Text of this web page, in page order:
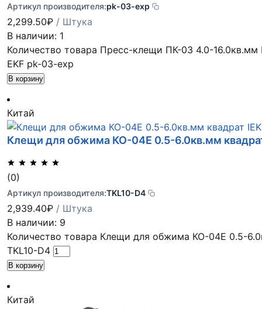
Артикул производителя:pk-03-exp
2,299.50₽ / Штука
В наличии: 1
Количество товара Пресс-клещи ПК-03 4.0-
EKF pk-03-exp
В корзину
Китай
Клещи для обжима КО-04Е 0.5-6.0кв.мм
(0)
Артикул производителя:TKL10-D4
2,939.40₽ / Штука
В наличии: 9
Количество товара Клещи для обжима КО-04Е 0.5-
TKL10-D4
В корзину
Китай